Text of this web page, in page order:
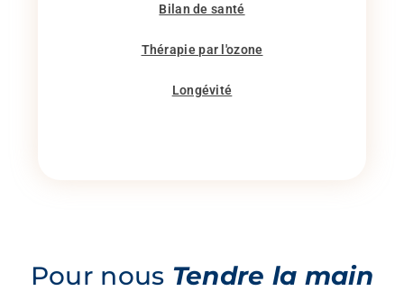
Bilan de santé
Thérapie par l'ozone
Longévité
Pour nous Tendre la main